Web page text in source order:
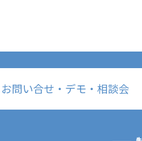
お問い合せ・デモ・相談会